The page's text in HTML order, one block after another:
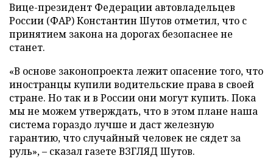
Вице-президент Федерации автовладельцев
России (ФАР) Константин Шутов отметил, что с
принятием закона на дорогах безопаснее не
станет.
«В основе законопроекта лежит опасение того, что
иностранцы купили водительские права в своей
стране. Но так и в России они могут купить. Пока
мы не можем утверждать, что в этом плане наша
система гораздо лучше и даст железную
гарантию, что случайный человек не сядет за
руль», – сказал газете ВЗГЛЯД Шутов.